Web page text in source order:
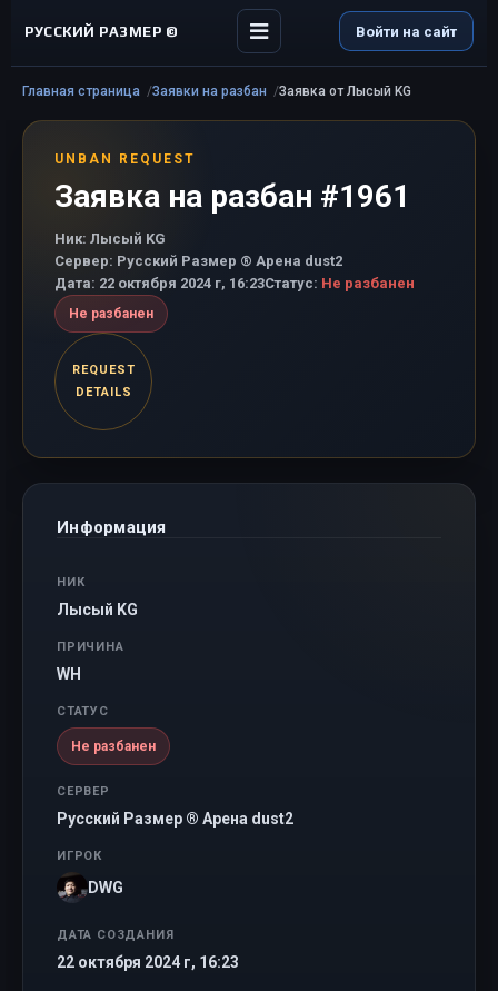
РУССКИЙ РАЗМЕР © Войти на сайт
Главная страница Заявки на разбан Заявка от Лысый KG
UNBAN REQUEST
Заявка на разбан #1961
Ник: Лысый KG
Сервер: Русский Размер ® Арена dust2
Дата: 22 октября 2024 г, 16:23Статус: Не разбанен
Не разбанен
REQUEST
DETAILS
Информация
НИК
Лысый KG
ПРИЧИНА
WH
СТАТУС
Не разбанен
СЕРВЕР
Русский Размер ® Арена dust2
ИГРОК
DWG
ДАТА СОЗДАНИЯ
22 октября 2024 г, 16:23